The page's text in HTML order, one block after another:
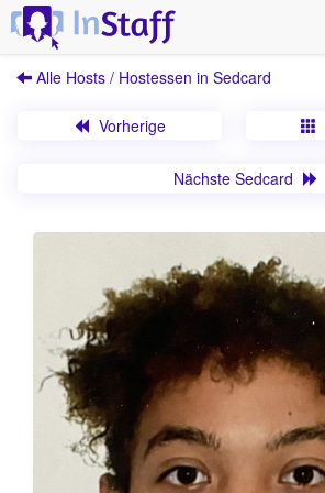
Alle Hosts / Hostessen in Sedcard
Vorherige
Nächste Sedcard